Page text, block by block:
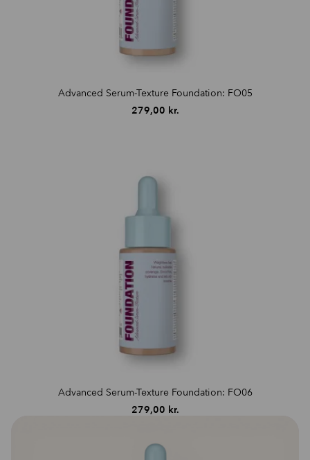
Advanced Serum-Texture Foundation: FO05
279,00 kr.
Advanced Serum-Texture Foundation: FO06
279,00 kr.